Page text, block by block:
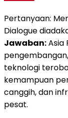
Pertanyaan:
Dialogue
Jawaban:Asia
teknologi
kemampuan
canggih, dan
pesat.